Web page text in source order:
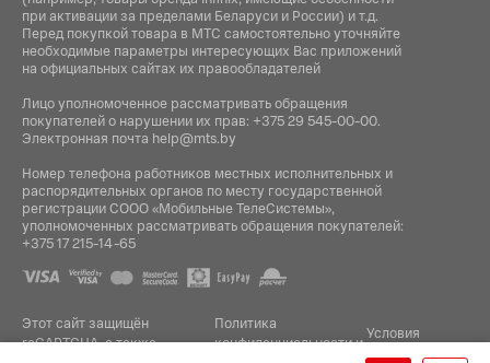
при активации за пределами Беларуси и России) и т.д.
Перед покупкой товара в МТС самостоятельно уточняйте
необходимые параметры интересующих Вас приложений
на официальных сайтах их правообладателей
Лицо уполномоченное рассматривать обращения
покупателей о нарушении их прав: +375 29 545-00-00.
Электронная почта help@mts.by
Номер телефона работников местных исполнительных и
распорядительных органов по месту государственной
регистрации СООО «Мобильные ТелеСистемы»,
уполномоченных рассматривать обращения покупателей:
+375 17 215-14-65
Этот сайт защищён
reCAPTCHA, а также
Политика
конфиденциальностииУсловия
.